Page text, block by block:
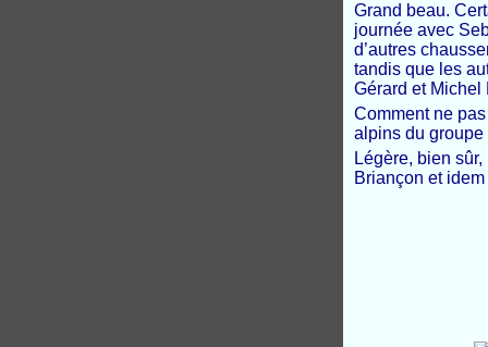
Grand beau.
journée avec
d’autres
tandis que les
Gérard et Michel
Comment ne
alpins du
Légère, bien
Briançon et